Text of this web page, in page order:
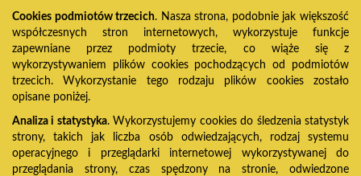
Cookies podmiotów trzecich. Nasza strona, podobnie jak większość
współczesnych stron internetowych, wykorzystuje funkcje
zapewniane przez podmioty trzecie, co wiąże się z
wykorzystywaniem plików cookies pochodzących od podmiotów
trzecich. Wykorzystanie tego rodzaju plików cookies zostało
opisane poniżej.
Analiza i statystyka. Wykorzystujemy cookies do śledzenia statystyk
strony, takich jak liczba osób odwiedzających, rodzaj systemu
operacyjnego i przeglądarki internetowej wykorzystywanej do
przeglądania strony, czas spędzony na stronie, odwiedzone